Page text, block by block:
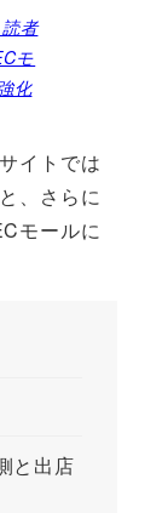
者
モ
化
イトでは
、さらに
モールに
と出店